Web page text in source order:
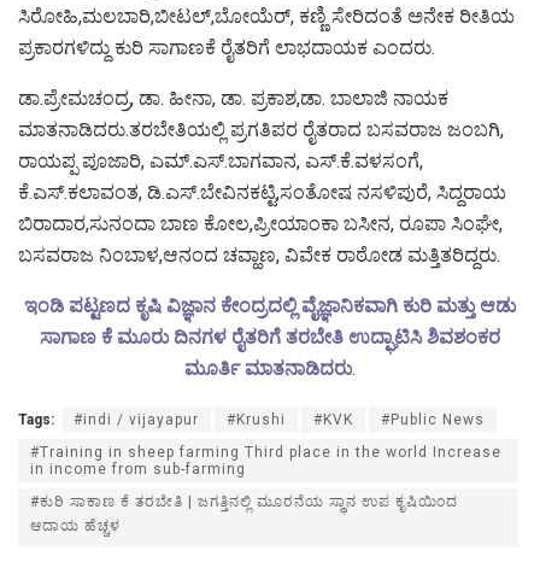
ಸಿರೋಹಿ,ಮಲಬಾರಿ,ಬೀಟಲ್,ಬೋಯೆರ್, ಕಣ್ಣಿ ಸೇರಿದಂತೆ ಅನೇಕ ರೀತಿಯ
ಪ್ರಕಾರಗಳಿದ್ದು ಕುರಿ ಸಾಗಾಣಕೆ ರೈತರಿಗೆ ಲಾಭದಾಯಕ ಎಂದರು.
ಡಾ.ಪ್ರೇಮಚಂದ್ರ, ಡಾ. ಹೀನಾ, ಡಾ. ಪ್ರಕಾಶ,ಡಾ. ಬಾಲಾಜಿ ನಾಯಕ
ಮಾತನಾಡಿದರು.‌ತರಬೇತಿಯಲ್ಲಿ ಪ್ರಗತಿಪರ ರೈತರಾದ ಬಸವರಾಜ ಜಂಬಗಿ,
ರಾಯಪ್ಪ ಪೂಜಾರಿ, ಎಮ್.ಎಸ್.ಬಾಗವಾನ, ಎಸ್.ಕೆ.ವಳಸಂಗೆ,
ಕೆ.ಎಸ್.ಕಲಾವಂತ, ಡಿ.ಎಸ್.ಬೇವಿನಕಟ್ಟಿ,ಸಂತೋಷ ನಸಳಿಪುರೆ, ಸಿದ್ದರಾಯ
ಬಿರಾದಾರ,ಸುನಂದಾ ಬಾಣ ಕೋಲ,ಪ್ರೀಯಾಂಕಾ ಬಸೀನ, ರೂಪಾ ಸಿಂಘೇ,
ಬಸವರಾಜ ನಿಂಬಾಳ,ಆನಂದ ಚವ್ಹಾಣ, ವಿವೇಕ ರಾಠೋಡ ಮತ್ತಿತರಿದ್ದರು.
ಇಂಡಿ ಪಟ್ಟಣದ ಕೃಷಿ ವಿಜ್ಞಾನ ಕೇಂದ್ರದಲ್ಲಿ ವೈಜ್ಞಾನಿಕವಾಗಿ ಕುರಿ ಮತ್ತು ಆಡು
ಸಾಗಾಣ ಕೆ ಮೂರು ದಿನಗಳ ರೈತರಿಗೆ ತರಬೇತಿ ಉದ್ಘಾಟಿಸಿ ಶಿವಶಂಕರ
ಮೂರ್ತಿ ಮಾತನಾಡಿದರು.
Tags: #indi / vijayapur #Krushi #KVK
#Public News
#Training in sheep farming Third place in the world Increase
in income from sub-farming
#ಕುರಿ ಸಾಕಾಣ ಕೆ ತರಬೇತಿ | ಜಗತ್ತಿನಲ್ಲಿ ಮೂರನೆಯ ಸ್ಥಾನ ಉಪ ಕೃಷಿಯಿಂದ
ಆದಾಯ ಹೆಚ್ಚಳ